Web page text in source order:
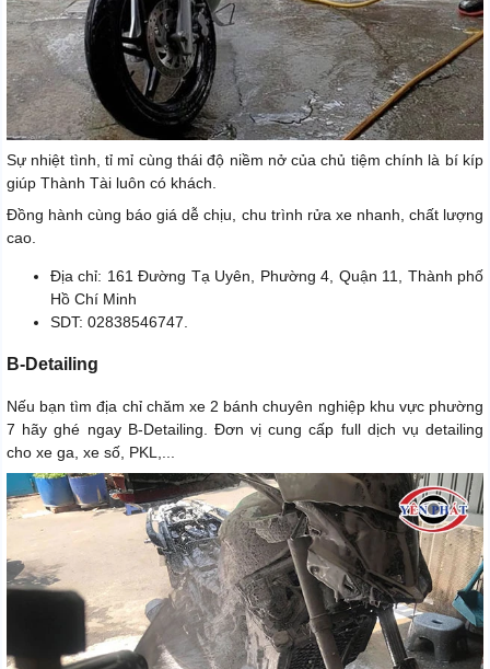
Sự nhiệt tình, tỉ mỉ cùng thái độ niềm nở của chủ tiệm chính là bí kíp
giúp Thành Tài luôn có khách.
Đồng hành cùng báo giá dễ chịu, chu trình rửa xe nhanh, chất lượng
cao.
Địa chỉ: 161 Đường Tạ Uyên, Phường 4, Quận 11, Thành phố
Hồ Chí Minh
SDT: 02838546747.
B-Detailing
Nếu bạn tìm địa chỉ chăm xe 2 bánh chuyên nghiệp khu vực phường
7 hãy ghé ngay B-Detailing. Đơn vị cung cấp full dịch vụ detailing
cho xe ga, xe số, PKL,...